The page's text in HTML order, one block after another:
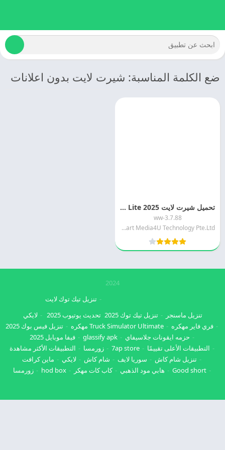
ضع الكلمة المناسبة: شيرت لايت بدون اعلانات
تحميل شيرت لايت 2025 SHAREIT Lite اخر تحديث مجانا
3.7.88-ww
Smart Media4U Technology Pte.Ltd.
2024
تنزيل ماسنجر تنزيل تيك توك 2025
تنزيل تيك توك لايت
تحديث يوتيوب 2025
لايكي
فري فاير مهكره
Truck Simulator Ultimate مهكره
تنزيل فيس بوك 2025
حزمه ايقونات جلاسيفاي
glassify apk
فيفا موبايل 2025
التطبيقات الأعلى تقييمًا
7ap store زورمسا
التطبيقات الأكثر مشاهدة
تنزيل شام كاش
سوريا لايف شام كاش لايكي
ماين كرافت
Good short
هابي مود الذهبي كاب كات مهكر hod box زورمسا